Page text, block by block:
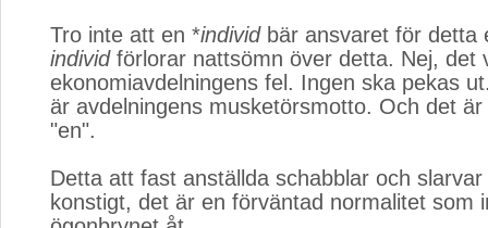
Tro inte att en *individbär ansvaret för detta
individförlorar nattsömn över detta. Nej, det
ekonomiavdelningens fel. Ingen ska pekas
är avdelningens musketörsmotto. Och det
"en".
Detta att fast anställda schabblar och
konstigt, det är en förväntad normalitet som